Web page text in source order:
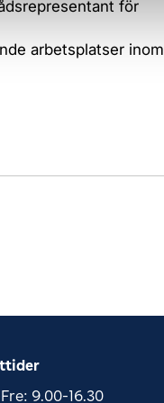
för
arbetsplatser inom
9.00-16.30